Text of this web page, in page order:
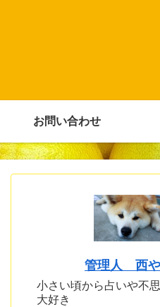
お問い合わせ
管理人 西
小さい頃から占いや不
大好き